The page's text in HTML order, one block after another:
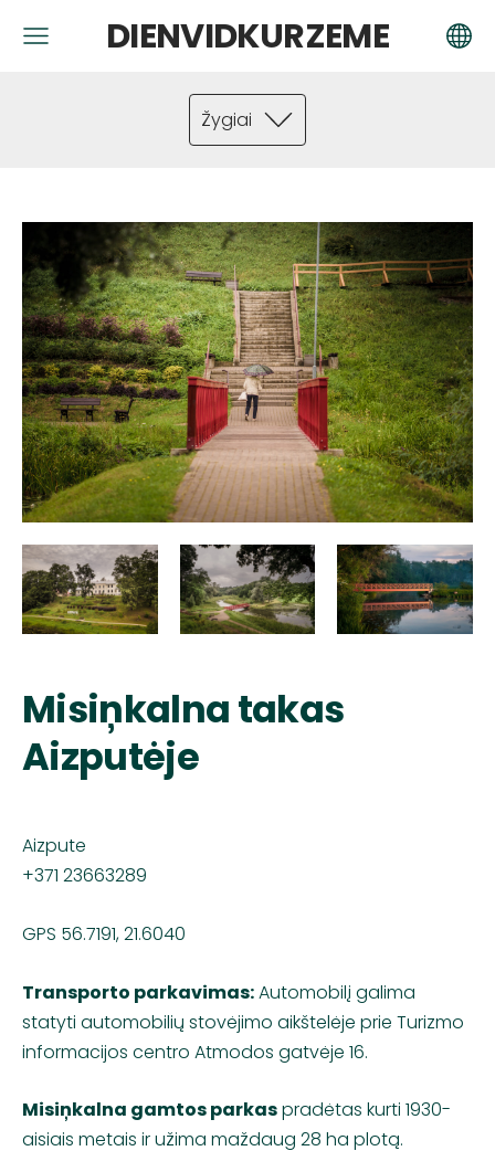
DIENVIDKURZEME
Žygiai
Misiņkalna takas
Aizputėje
Aizpute
+371 23663289
GPS 56.7191, 21.6040
Transporto parkavimas:Automobilį galima
statyti automobilių stovėjimo aikštelėje prie Turizmo
informacijos centro Atmodos gatvėje 16.
Misiņkalna gamtos parkaspradėtas kurti 1930-
aisiais metais ir užima maždaug 28 ha plotą.